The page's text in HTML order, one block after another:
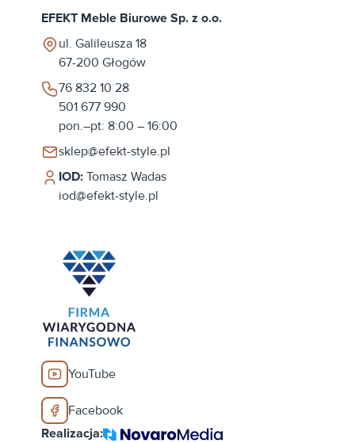
EFEKT Meble Biurowe Sp. z o.o.
ul. Galileusza 18
67-200 Głogów
76 832 10 28
501 677 990
pon.–pt: 8:00 – 16:00
sklep@efekt-style.pl
IOD: Tomasz Wadas
iod@efekt-style.pl
YouTube
Facebook
Realizacja: